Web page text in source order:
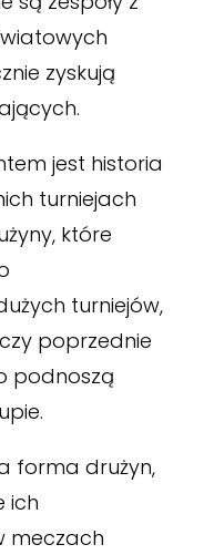
zyskują
jest historia
turniejach
które
turniejów,
poprzednie
podnoszą
forma drużyn,
ich
meczach